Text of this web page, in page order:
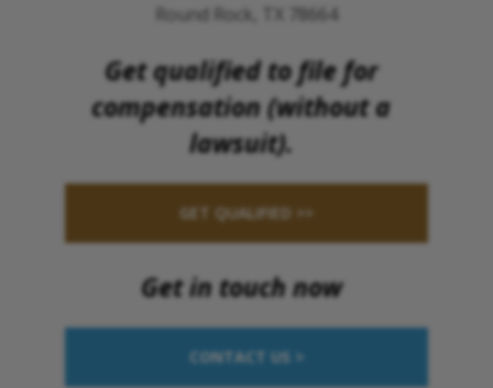
Round Rock, TX 78664
Get qualified to file for
compensation (without a
lawsuit).
GET QUALIFIED >>
Get in touch now
CONTACT US >